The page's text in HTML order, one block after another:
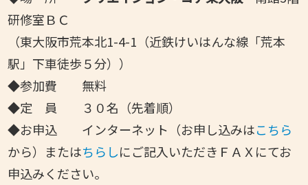
研修室ＢＣ
（東大阪市荒本北1-4-1（近鉄けいはんな線「荒本
駅」下車徒歩５分））
◆参加費 無料
◆定 員 ３０名（先着順）
◆お申込 インターネット（お申し込みはこちら
から）またはちらしにご記入いただきＦＡＸにてお
申込みください。